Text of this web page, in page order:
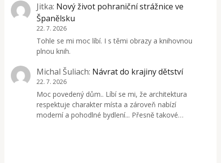
Jitka: Nový život pohraniční strážnice ve
Španělsku
22. 7. 2026
Tohle se mi moc líbí. I s těmi obrazy a knihovnou
plnou knih.
Michal Šuliach: Návrat do krajiny dětství
22. 7. 2026
Moc povedený dům.. Líbí se mi, že architektura
respektuje charakter místa a zároveň nabízí
moderní a pohodlné bydlení... Přesně takové…